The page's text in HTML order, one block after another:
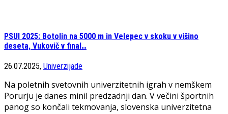
PSUI 2025: Botolin na 5000 m in Velepec v skoku v višino
deseta, Vukovič v final…
26.07.2025, Univerzijade
Na poletnih svetovnih univerzitetnih igrah v nemškem
Porurju je danes minil predzadnji dan. V večini športnih
panog so končali tekmovanja, slovenska univerzitetna